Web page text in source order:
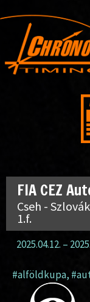
FIA CEZ
Cseh -
1.f.
2025.04.12. –
#alföldkupa,